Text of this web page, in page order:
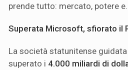
prende tutto: mercato, potere
Superata Microsoft, sfiorato il
La società statunitense
superato i 4.000 miliardi di